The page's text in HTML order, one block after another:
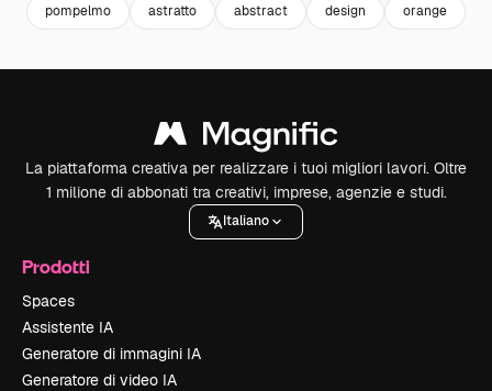
pompelmo astratto abstract design orange
La piattaforma creativa per realizzare i tuoi migliori lavori. Oltre
1 milione di abbonati tra creativi, imprese, agenzie e studi.
Italiano
Prodotti
Spaces
Assistente IA
Generatore di immagini IA
Generatore di video IA